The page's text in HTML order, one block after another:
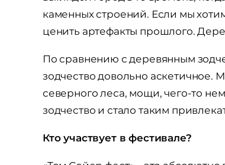
каменных строений. Если мы
ценить артефакты прошлого.
По сравнению с деревянным
зодчество довольно аскетичное.
северного леса, мощи, чего-то
зодчество и стало таким
Кто участвует в фестивале?